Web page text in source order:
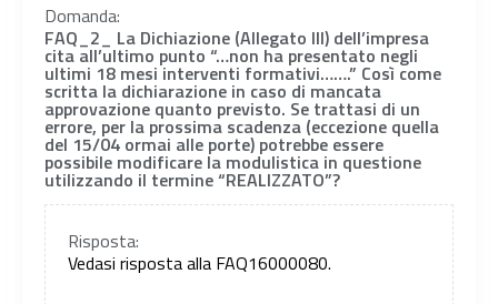
Domanda:
FAQ_2_ La Dichiazione (Allegato III) dell’impresa
cita all’ultimo punto “…non ha presentato negli
ultimi 18 mesi interventi formativi…….” Così come
scritta la dichiarazione in caso di mancata
approvazione quanto previsto. Se trattasi di un
errore, per la prossima scadenza (eccezione quella
del 15/04 ormai alle porte) potrebbe essere
possibile modificare la modulistica in questione
utilizzando il termine “REALIZZATO”?
Risposta:
Vedasi risposta alla FAQ16000080.